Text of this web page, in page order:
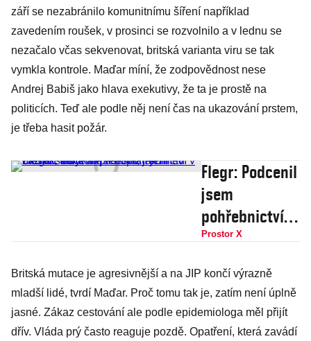
září se nezabránilo komunitnímu šíření například
zavedením roušek, v prosinci se rozvolnilo a v lednu se
nezačalo včas sekvenovat, britská varianta viru se tak
vymkla kontrole. Maďar míní, že zodpovědnost nese
Andrej Babiš jako hlava exekutivy, že ta je prostě na
politicích. Teď ale podle něj není čas na ukazování prstem,
je třeba hasit požár.
Flegr: Podcenil
jsem
pohřebnictví v
Česku, teď
jen zázrak. Je
tu ale i cesta,
jak hned
Prostor X
Britská mutace je agresivnější a na JIP končí výrazně
mladší lidé, tvrdí Maďar. Proč tomu tak je, zatím není úplně
jasné. Zákaz cestování ale podle epidemiologa měl přijít
dřív. Vláda prý často reaguje pozdě. Opatření, která zavádí